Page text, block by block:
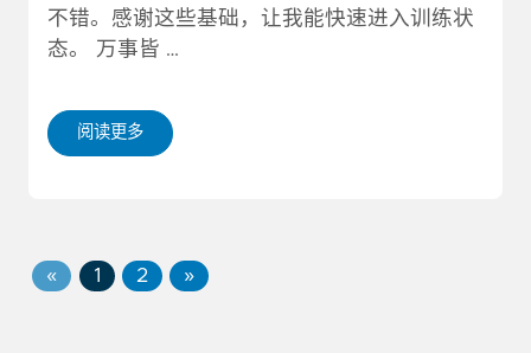
不错。感谢这些基础，让我能快速进入训练状
态。 万事皆 …
阅读更多
« 1 2 »